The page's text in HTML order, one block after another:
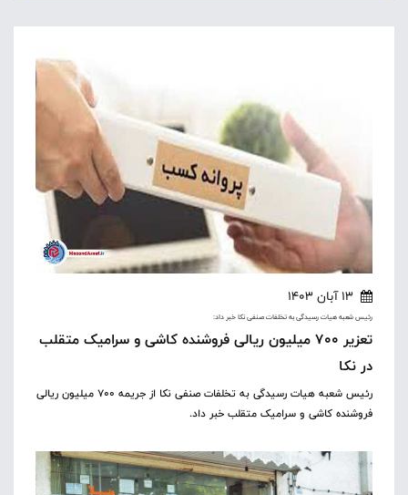
13 آبان 1403
رئیس شعبه هیات رسیدگی به تخلفات صنفی نکا خبر داد:
تعزیر ۷۰۰ میلیون ریالی فروشنده کاشی و سرامیک متقلب
در نکا
رئیس شعبه هیات رسیدگی به تخلفات صنفی نکا از جریمه ۷۰۰ میلیون ریالی
فروشنده کاشی و سرامیک متقلب خبر داد.